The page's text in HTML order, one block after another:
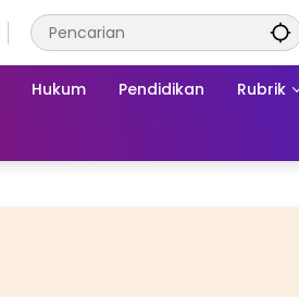
Hukum Pendidikan Rubrik